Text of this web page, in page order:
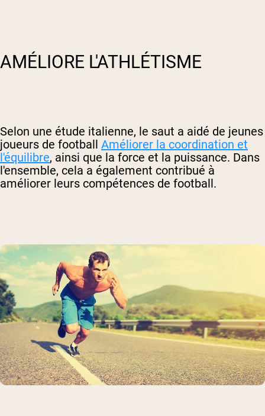
AMÉLIORE L'ATHLÉTISME
Selon une étude italienne, le saut a aidé de jeunes
joueurs de football Améliorer la coordination et
l'équilibre, ainsi que la force et la puissance. Dans
l'ensemble, cela a également contribué à
améliorer leurs compétences de football.